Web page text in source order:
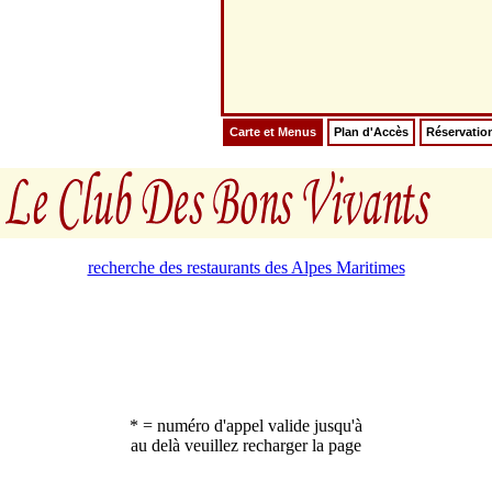
Carte et Menus Plan d'Accès
recherche des restaurants des Alpes Maritimes
* = numéro d'appel valide jusqu'à
au delà veuillez recharger la page